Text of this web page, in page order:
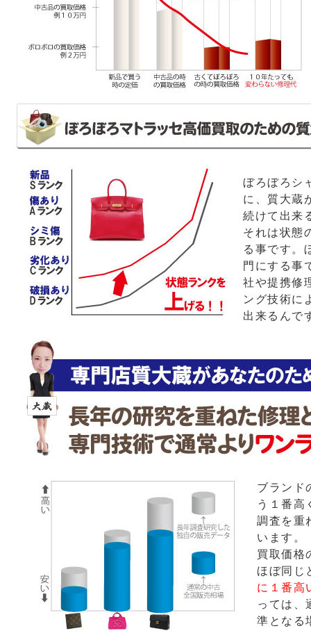
ぼろぼろシ
に、質大蔵
続けて出来
それは状態
る事です。
門にする事
社や提携修
ング技術に
出来るんで
ブランド
う１番高
調査を重
います。
買取価格
ほぼ同じ
に１番高
っては、
準となる